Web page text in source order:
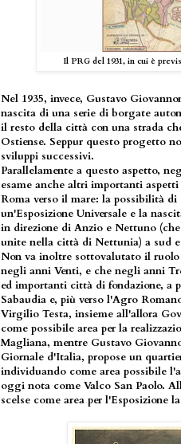
Il PRG del 1931, in cui è
Nel 1935, invece, Gustavo
nascita di una serie di borgate
il resto della città con una strada
Ostiense. Seppur questo progetto
sviluppi successivi.
Parallelamente a questo aspetto,
esame anche altri importanti
Roma verso il mare: la possibilità
un'Esposizione Universale e la
in direzione di Anzio e Nettuno
unite nella città di Nettunia) a sud
Non va inoltre sottovalutato il
negli anni Venti, e che negli anni
ed importanti città di fondazione, a
Sabaudia e, più verso l'Agro
Virgilio Testa, insieme all'allora
come possibile area per la
Magliana, mentre Gustavo
Giornale d'Italia, propose un
individuando come area possibile
oggi nota come Valco San Paolo.
scelse come area per l'Esposizione